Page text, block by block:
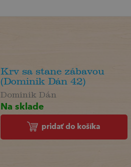
Krv sa stane zábavou
(Dominik Dán 42)
Dominik Dán
Na sklade
pridať do košíka